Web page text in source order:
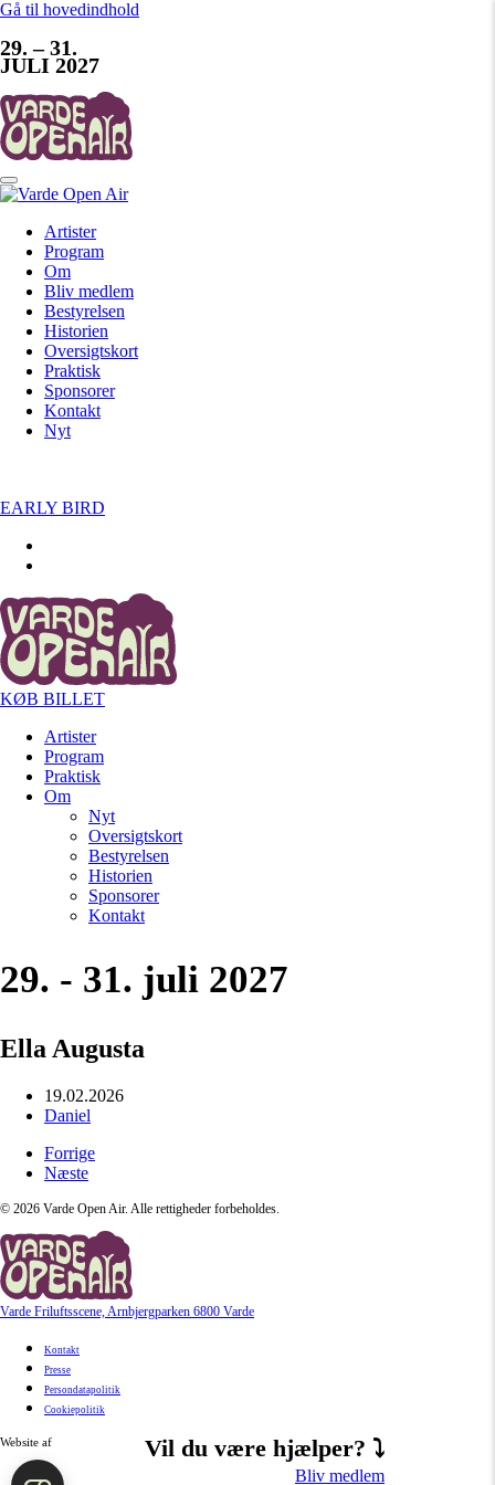
Gå til hovedindhold
29. – 31.
JULI 2027
Artister
Program
Om
Bliv medlem
Bestyrelsen
Historien
Oversigtskort
Praktisk
Sponsorer
Kontakt
Nyt
EARLY BIRD
KØB BILLET
Artister
Program
Praktisk
Om
Nyt
Oversigtskort
Bestyrelsen
Historien
Sponsorer
Kontakt
29. - 31. juli 2027
Ella Augusta
19.02.2026
Daniel
Forrige
Næste
© 2026 Varde Open Air. Alle rettigheder forbeholdes.
Varde Friluftsscene, Arnbjergparken 6800 Varde
Kontakt
Presse
Persondatapolitik
Cookiepolitik
Website af Vil du være hjælper? ⤵
Bliv medlem